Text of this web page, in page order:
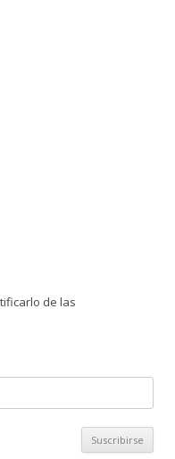
de las